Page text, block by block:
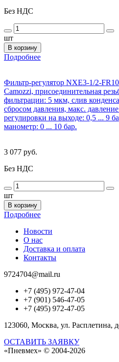
Без НДС
шт
В корзину
Подробнее
Фильтр-регулятор NXE3-1/2-
Camozzi, присоединительная
фильтрации: 5 мкм, слив
сбросом давления, макс.
регулировки на выходе: 0,5 ... 9
манометр: 0 ... 10 бар.
3 077 руб.
Без НДС
шт
В корзину
Подробнее
Новости
О нас
Доставка и оплата
Контакты
9724704@mail.ru
+7 (495) 972-47-04
+7 (901) 546-47-05
+7 (495) 972-47-05
123060, Москва, ул. Расплетина,
ОСТАВИТЬ ЗАЯВКУ
«Пневмех» © 2004-2026